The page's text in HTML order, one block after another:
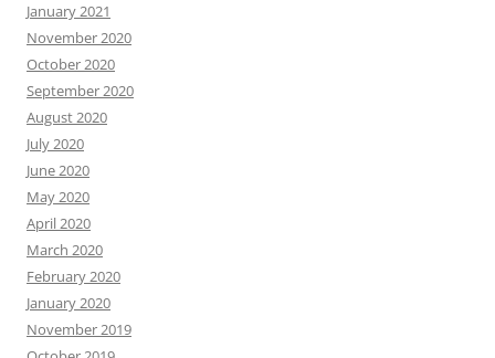
January 2021
November 2020
October 2020
September 2020
August 2020
July 2020
June 2020
May 2020
April 2020
March 2020
February 2020
January 2020
November 2019